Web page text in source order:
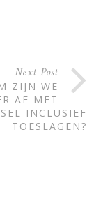
Next Post
ZIJN WE
AF MET
INCLUSIEF
TOESLAGEN?